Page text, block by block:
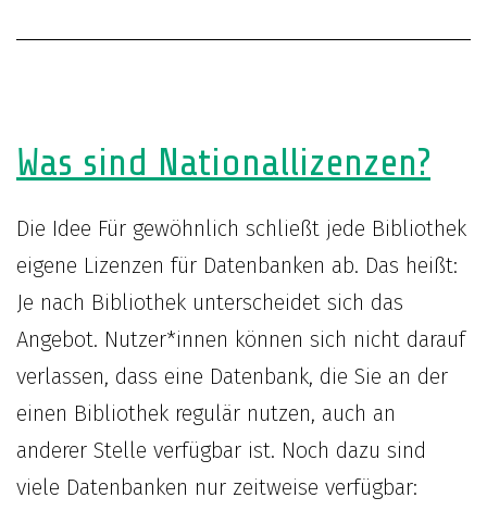
am
2022
Was sind Nationallizenzen?
Die Idee Für gewöhnlich schließt jede Bibliothek
eigene Lizenzen für Datenbanken ab. Das heißt:
Je nach Bibliothek unterscheidet sich das
Angebot. Nutzer*innen können sich nicht darauf
verlassen, dass eine Datenbank, die Sie an der
einen Bibliothek regulär nutzen, auch an
anderer Stelle verfügbar ist. Noch dazu sind
viele Datenbanken nur zeitweise verfügbar: